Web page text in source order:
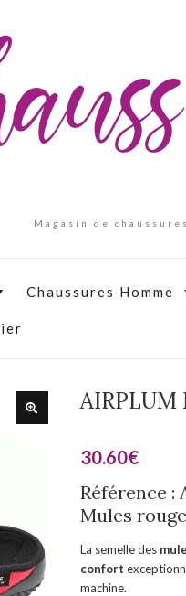
Magasin de
Chaussures Homme
AIRPLUM
30.60€
Référence :
Mules
La semelle des
confort
machine.